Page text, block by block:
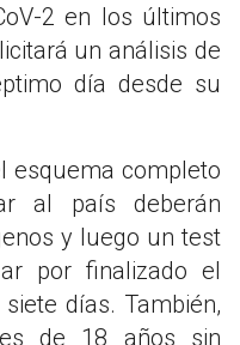
2 en los últimos
un análisis de
día desde su
esquema completo
al país deberán
y luego un test
por finalizado el
días. También,
de 18 años sin